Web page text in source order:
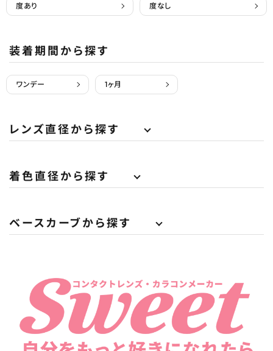
度あり 度なし
装着期間から探す
ワンデー 1ヶ月
レンズ直径から探す
着色直径から探す
ベースカーブから探す